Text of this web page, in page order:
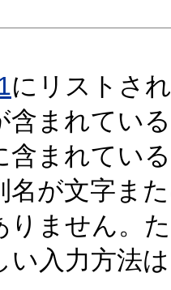
にリストさ
含まれてい
含まれてい
名が文字ま
りません。
い入力方法は